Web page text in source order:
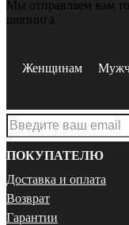
Мы отправляем вам
шопинга
Женщинам
ПОКУПАТЕЛЮ
Доставка и оплата
Возврат
Гарантии